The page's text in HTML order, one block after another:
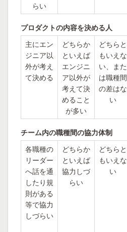
らい
プロダクトの内容を決める人
主にエン
ジニア以
外が考え
て決める
どちらか
といえば
エンジニ
ア以外が
考えて決
めること
が多い
どちらと
もいえな
い、また
は職種間
の差はな
い
チーム内の職種間の協力体制
各職種の
リーダー
へ話を通
したり規
則がある
等で協力
しづらい
どちらか
といえば
協力しづ
らい
どちらと
もいえな
い